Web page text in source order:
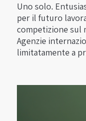
Uno solo.
per il futuro
competizione sul
Agenzie
limitatamente a